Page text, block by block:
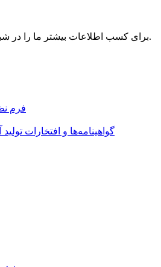
برای کسب اطلاعات بیشتر ما را در شبکه‌های اجتماعی دنبال کنید.
فرم
گواهینامه‌ها و افتخارات